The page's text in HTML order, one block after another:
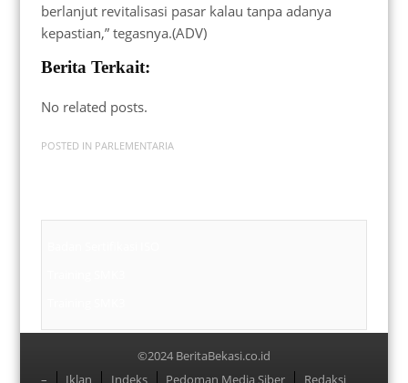
berlanjut revitalisasi pasar kalau tanpa adanya
kepastian,” tegasnya.(ADV)
Berita Terkait:
No related posts.
POSTED IN PARLEMENTARIA
©2024 BeritaBekasi.co.id
Menu
– Iklan Indeks Pedoman Media Siber Redaksi